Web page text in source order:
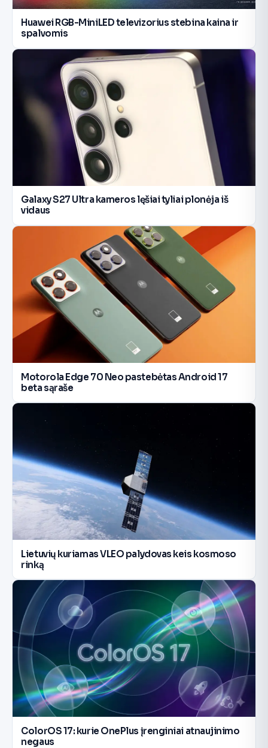
Huawei RGB-MiniLED televizorius stebina kaina ir
spalvomis
Galaxy S27 Ultra kameros lęšiai tyliai plonėja iš
vidaus
Motorola Edge 70 Neo pastebėtas Android 17
beta sąraše
Lietuvių kuriamas VLEO palydovas keis kosmoso
rinką
ColorOS 17: kurie OnePlus įrenginiai atnaujinimo
negaus